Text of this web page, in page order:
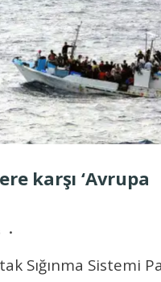
karşı ‘Avrupa
•
Sığınma Sistemi